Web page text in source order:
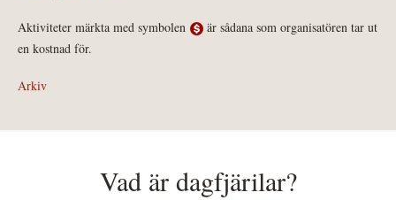
Aktiviteter märkta med symbolen
är sådana som organisatören tar ut
en kostnad för.
Arkiv
Vad är dagfjärilar?